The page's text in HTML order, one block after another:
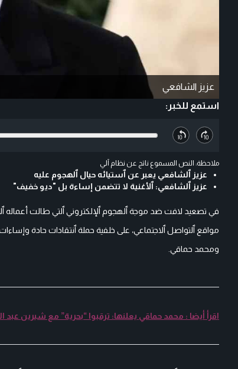
عزيز الشافعي
استمع للخبر:
ملاحظة: النص المسموع ناتج عن نظام آلي
عزيز ٱلشافعي يعبر عن ٱستيائه حيال ٱلهجوم عليه
عزيز ٱلشافعي: ٱلأغنية لا تتضمن إساءة بل "ديو خفيف"
في تصعيد لافت ضد موجة ٱلهجوم ٱلإلكتروني ٱلتي طالت أعماله
مواقع ٱلتواصل ٱلاجتماعي، على خلفية حملة ٱنتقادات حادة
ومحمد حماقي.
اقرأ أيضا : محمد حماقي يعلنها: ترقبوا “بحرية” مع شيرين عبد